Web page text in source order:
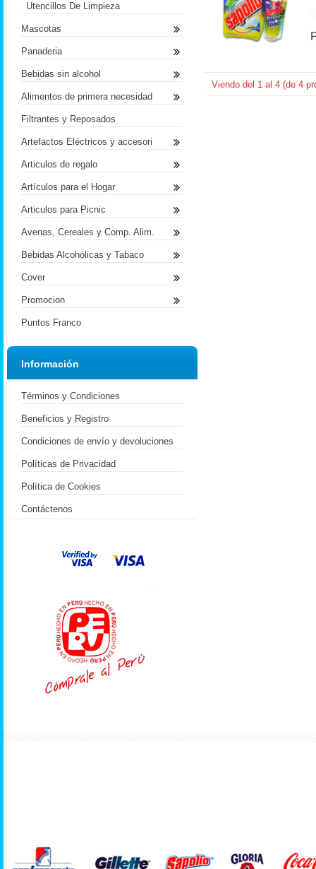
Viendo del 1 al 4 (de 4
Utencillos De Limpieza
Mascotas
Panaderia
Bebidas sin alcohol
Alimentos de primera necesidad
Filtrantes y Reposados
Artefactos Eléctricos y accesori
Articulos de regalo
Artículos para el Hogar
Articulos para Picnic
Avenas, Cereales y Comp. Alim.
Bebidas Alcohólicas y Tabaco
Cover
Promocion
Puntos Franco
Información
Términos y Condiciones
Beneficios y Registro
Condiciones de envío y devoluciones
Políticas de Privacidad
Política de Cookies
Contáctenos
.